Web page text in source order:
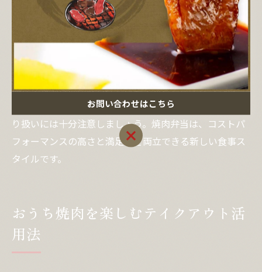
ことが大切です。温かさを保つための工夫や、電子レン
ジ対応容器を採用している店舗も増えており、家庭やオ
フィスで手軽に温めて食べられるのがメリットです。
注意点として、持ち帰り後はなるべく早く食べること、
保存する場合は冷蔵管理を徹底することが挙げられま
す。安心して専門店の味を楽しむためにも、受取後の取
り扱いには十分注意しましょう。焼肉弁当は、コストパ
フォーマンスの高さと満足感を両立できる新しい食事ス
タイルです。
おうち焼肉を楽しむテイクアウト活
用法
お問い合わせはこちら
お問い合わせはこちら